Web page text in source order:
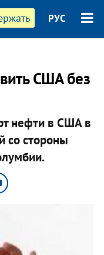
РУС
США без
нефти в США в
со стороны